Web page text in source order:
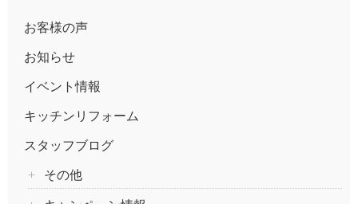
お客様の声
お知らせ
イベント情報
キッチンリフォーム
スタッフブログ
その他